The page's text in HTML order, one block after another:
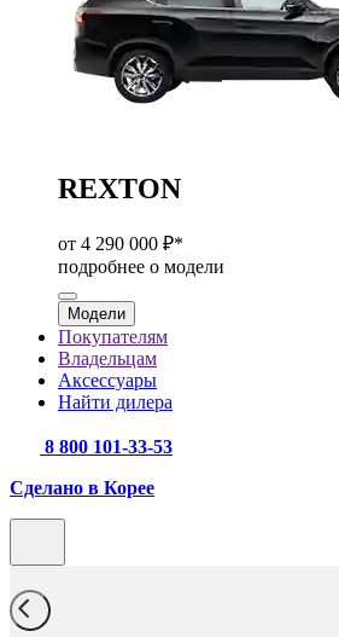
REXTON
от 4 290 000 ₽*
подробнее о модели
Модели
Покупателям
Владельцам
Аксессуары
Найти дилера
8 800 101-33-53
Сделано в Корее